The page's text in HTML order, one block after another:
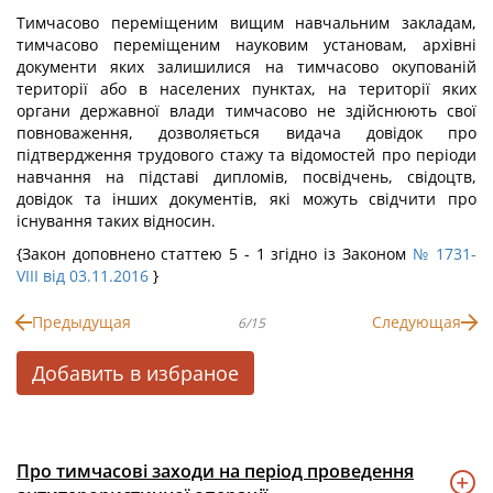
Тимчасово переміщеним вищим навчальним закладам,
тимчасово переміщеним науковим установам, архівні
документи яких залишилися на тимчасово окупованій
території або в населених пунктах, на території яких
органи державної влади тимчасово не здійснюють свої
повноваження, дозволяється видача довідок про
підтвердження трудового стажу та відомостей про періоди
навчання на підставі дипломів, посвідчень, свідоцтв,
довідок та інших документів, які можуть свідчити про
існування таких відносин.
{Закон доповнено статтею 5 - 1 згідно із Законом № 1731-
VIII від 03.11.2016 }
Предыдущая 6/15 Следующая
Добавить в избраное
Про тимчасові заходи на період проведення